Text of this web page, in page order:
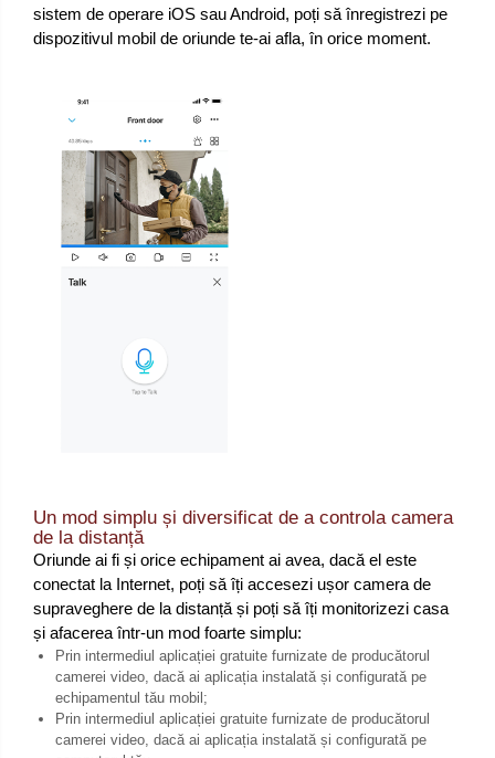
sistem de operare iOS sau Android, poți să înregistrezi pe
dispozitivul mobil de oriunde te-ai afla, în orice moment.
Un mod simplu și diversificat de a controla camera
de la distanță
Oriunde ai fi și orice echipament ai avea, dacă el este
conectat la Internet, poți să îți accesezi ușor camera de
supraveghere de la distanță și poți să îți monitorizezi casa
și afacerea într-un mod foarte simplu:
Prin intermediul aplicației gratuite furnizate de producătorul
camerei video, dacă ai aplicația instalată și configurată pe
echipamentul tău mobil;
Prin intermediul aplicației gratuite furnizate de producătorul
camerei video, dacă ai aplicația instalată și configurată pe